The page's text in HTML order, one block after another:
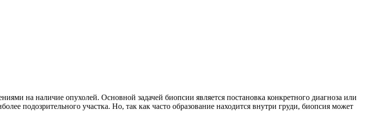
на наличие опухолей. Основной задачей биопсии является постановка конкретного диагноза или
подозрительного участка. Но, так как часто образование находится внутри груди, биопсия может